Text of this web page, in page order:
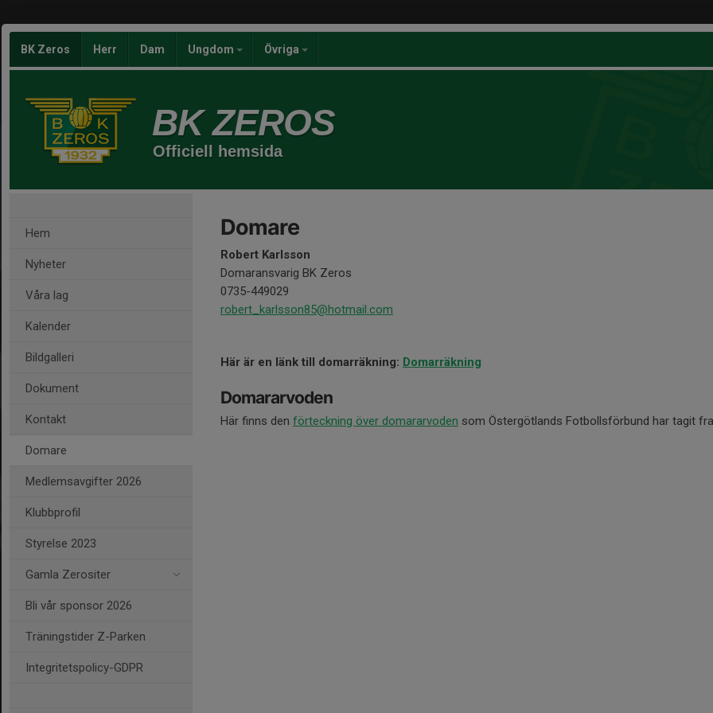
BK Zeros Herr Dam Ungdom Övriga
BK ZEROS
Officiell hemsida
Hem
Nyheter
Våra lag
Kalender
Bildgalleri
Dokument
Kontakt
Domare
Medlemsavgifter 2026
Klubbprofil
Styrelse 2023
Gamla Zerositer
Bli vår sponsor 2026
Träningstider Z-Parken
Integritetspolicy-GDPR
Domare
Robert Karlsson
Domaransvarig BK Zeros
0735-449029
robert_karlsson85@hotmail.com
Här är en länk till domarräkning: Domarräkning
Domararvoden
Här finns den förteckning över domararvoden som Östergötlands Fotbollsförbund har tagit